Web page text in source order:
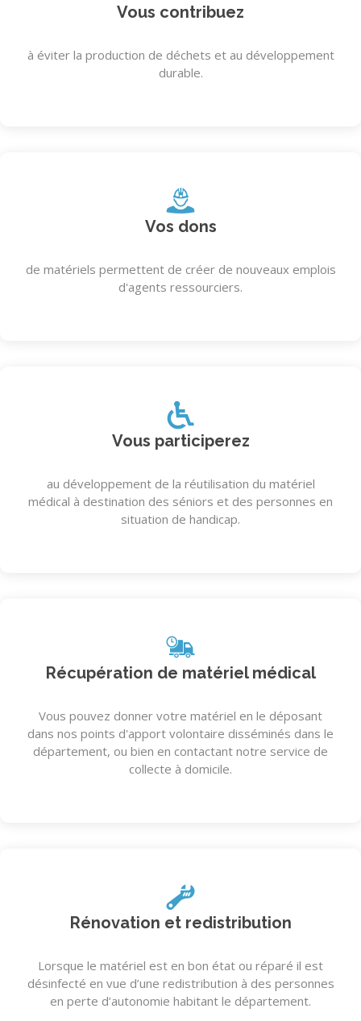
Vous contribuez
à éviter la production de déchets et au développement
durable.
Vos dons
de matériels permettent de créer de nouveaux emplois
d'agents ressourciers.
Vous participerez
au développement de la réutilisation du matériel
médical à destination des séniors et des personnes en
situation de handicap.
Récupération de matériel médical
Vous pouvez donner votre matériel en le déposant
dans nos points d'apport volontaire disséminés dans le
département, ou bien en contactant notre service de
collecte à domicile.
Rénovation et redistribution
Lorsque le matériel est en bon état ou réparé il est
désinfecté en vue d’une redistribution à des personnes
en perte d’autonomie habitant le département.